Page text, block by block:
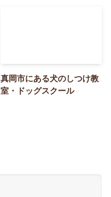
真岡市にある犬のしつけ教
室・ドッグスクール